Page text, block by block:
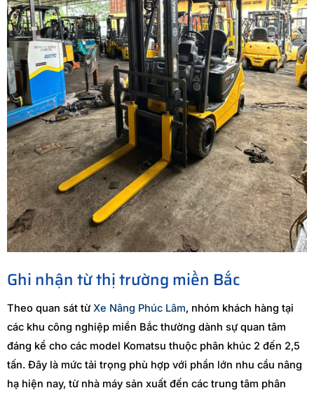
Ghi nhận từ thị trường miền Bắc
Theo quan sát từ Xe Nâng Phúc Lâm, nhóm khách hàng tại
các khu công nghiệp miền Bắc thường dành sự quan tâm
đáng kể cho các model Komatsu thuộc phân khúc 2 đến 2,5
tấn. Đây là mức tải trọng phù hợp với phần lớn nhu cầu nâng
hạ hiện nay, từ nhà máy sản xuất đến các trung tâm phân